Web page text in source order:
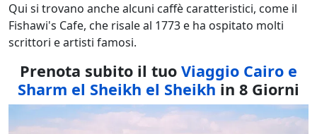
Qui si trovano anche alcuni caffè caratteristici, come il
Fishawi's Cafe, che risale al 1773 e ha ospitato molti
scrittori e artisti famosi.
Prenota subito il tuo Viaggio Cairo e
Sharm el Sheikh el Sheikh in 8 Giorni